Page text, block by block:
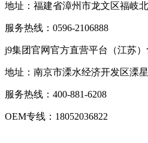
地址：福建省漳州市龙文区福岐
服务热线：0596-2106888
j9集团官网官方直营平台（江苏）
地址：南京市溧水经济开发区溧
服务热线：400-881-6208
OEM专线：18052036822